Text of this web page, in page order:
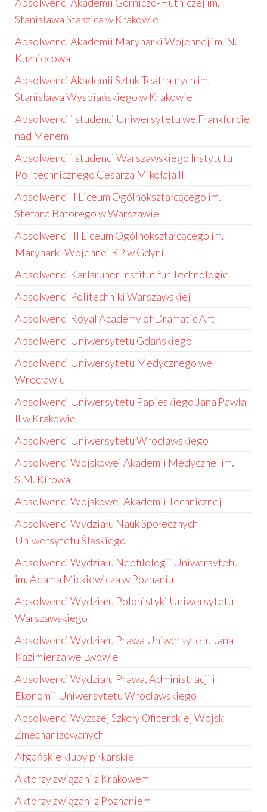
Stanisława Staszica w Krakowie
Absolwenci Akademii Marynarki Wojennej im. N.
Kuzniecowa
Absolwenci Akademii Sztuk Teatralnych im.
Stanisława Wyspiańskiego w Krakowie
Absolwenci i studenci Uniwersytetu we Frankfurcie
nad Menem
Absolwenci i studenci Warszawskiego Instytutu
Politechnicznego Cesarza Mikołaja II
Absolwenci II Liceum Ogólnokształcącego im.
Stefana Batorego w Warszawie
Absolwenci III Liceum Ogólnokształcącego im.
Marynarki Wojennej RP w Gdyni
Absolwenci Karlsruher Institut für Technologie
Absolwenci Politechniki Warszawskiej
Absolwenci Royal Academy of Dramatic Art
Absolwenci Uniwersytetu Gdańskiego
Absolwenci Uniwersytetu Medycznego we
Wrocławiu
Absolwenci Uniwersytetu Papieskiego Jana Pawła
II w Krakowie
Absolwenci Uniwersytetu Wrocławskiego
Absolwenci Wojskowej Akademii Medycznej im.
S.M. Kirowa
Absolwenci Wojskowej Akademii Technicznej
Absolwenci Wydziału Nauk Społecznych
Uniwersytetu Śląskiego
Absolwenci Wydziału Neofilologii Uniwersytetu
im. Adama Mickiewicza w Poznaniu
Absolwenci Wydziału Polonistyki Uniwersytetu
Warszawskiego
Absolwenci Wydziału Prawa Uniwersytetu Jana
Kazimierza we Lwowie
Absolwenci Wydziału Prawa, Administracji i
Ekonomii Uniwersytetu Wrocławskiego
Absolwenci Wyższej Szkoły Oficerskiej Wojsk
Zmechanizowanych
Afgańskie kluby piłkarskie
Aktorzy związani z Krakowem
Aktorzy związani z Poznaniem